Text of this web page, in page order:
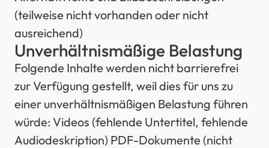
(teilweise nicht vorhanden oder nicht
ausreichend)
Unverhältnismäßige Belastung
Folgende Inhalte werden nicht barrierefrei
zur Verfügung gestellt, weil dies für uns zu
einer unverhältnismäßigen Belastung führen
würde: Videos (fehlende Untertitel, fehlende
Audiodeskription) PDF-Dokumente (nicht